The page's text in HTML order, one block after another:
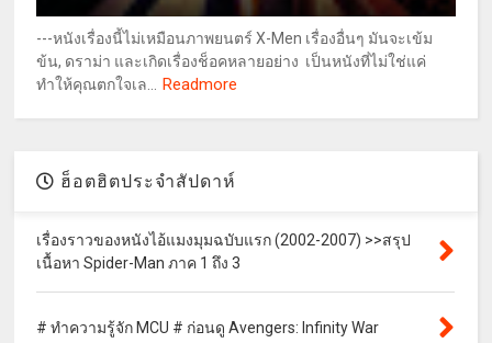
---หนังเรื่องนี้ไม่เหมือนภาพยนตร์ X-Men เรื่องอื่นๆ มันจะเข้ม
ข้น, ดราม่า และเกิดเรื่องช็อคหลายอย่าง เป็นหนังที่ไม่ใช่แค่
ทำให้คุณตกใจเล...
Readmore
ฮ็อตฮิตประจำสัปดาห์
เรื่องราวของหนังไอ้แมงมุมฉบับแรก (2002-2007) >>สรุป
เนื้อหา Spider-Man ภาค 1 ถึง 3
# ทำความรู้จัก MCU # ก่อนดู Avengers: Infinity War